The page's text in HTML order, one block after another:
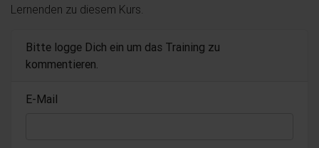
Lernenden zu diesem Kurs.
Bitte logge Dich ein um das Training zu
kommentieren.
E-Mail